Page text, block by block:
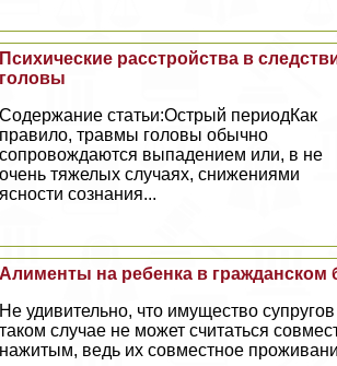
Психические расстройства в
головы
Содержание статьи:Острый периодКак
правило, травмы головы обычно
сопровождаются выпадением или, в не
очень тяжелых случаях, снижениями
ясности сознания...
Алименты на ребенка в гражданском
Не удивительно, что имущество супругов
таком случае не может считаться
нажитым, ведь их совместное